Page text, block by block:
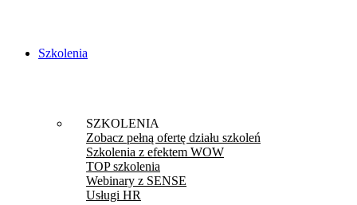
Szkolenia
SZKOLENIA
Zobacz pełną ofertę działu szkoleń
Szkolenia z efektem WOW
TOP szkolenia
Webinary z SENSE
Usługi HR